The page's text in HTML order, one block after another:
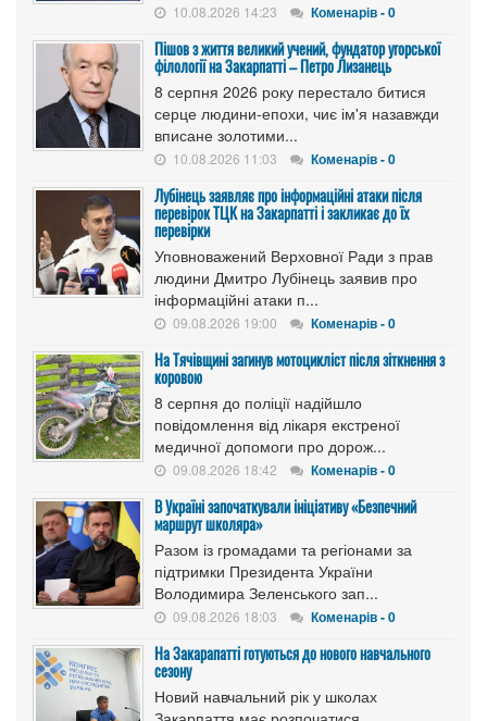
10.08.2026 14:23 Коменарів - 0
Пішов з життя великий учений, фундатор угорської
філології на Закарпатті – Петро Лизанець
8 серпня 2026 року перестало битися
серце людини-епохи, чиє ім'я назавжди
вписане золотими...
10.08.2026 11:03 Коменарів - 0
Лубінець заявляє про інформаційні атаки після
перевірок ТЦК на Закарпатті і закликає до їх
перевірки
Уповноважений Верховної Ради з прав
людини Дмитро Лубінець заявив про
інформаційні атаки п...
09.08.2026 19:00 Коменарів - 0
На Тячівщині загинув мотоцикліст після зіткнення з
коровою
8 серпня до поліції надійшло
повідомлення від лікаря екстреної
медичної допомоги про дорож...
09.08.2026 18:42 Коменарів - 0
В Україні започаткували ініціативу «Безпечний
маршрут школяра»
Разом із громадами та регіонами за
підтримки Президента України
Володимира Зеленського зап...
09.08.2026 18:03 Коменарів - 0
На Закарапатті готуються до нового навчального
сезону
Новий навчальний рік у школах